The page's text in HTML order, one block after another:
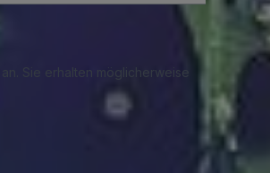
an. Sie erhalten möglicherweise